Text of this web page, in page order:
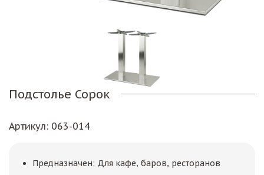
Подстолье Сорок
Артикул: 063-014
Предназначен: Для кафе, баров, ресторанов